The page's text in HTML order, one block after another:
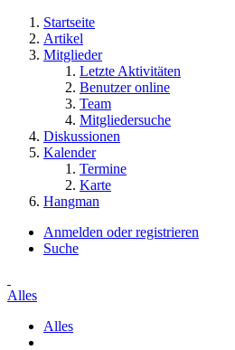
Startseite
Artikel
Mitglieder
Letzte Aktivitäten
Benutzer online
Team
Mitgliedersuche
Diskussionen
Kalender
Termine
Karte
Hangman
Anmelden oder registrieren
Suche
Alles
Alles